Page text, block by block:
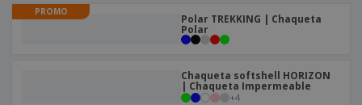
PROMO
Polar TREKKING | Chaqueta
Polar
Chaqueta softshell HORIZON
| Chaqueta Impermeable
+4